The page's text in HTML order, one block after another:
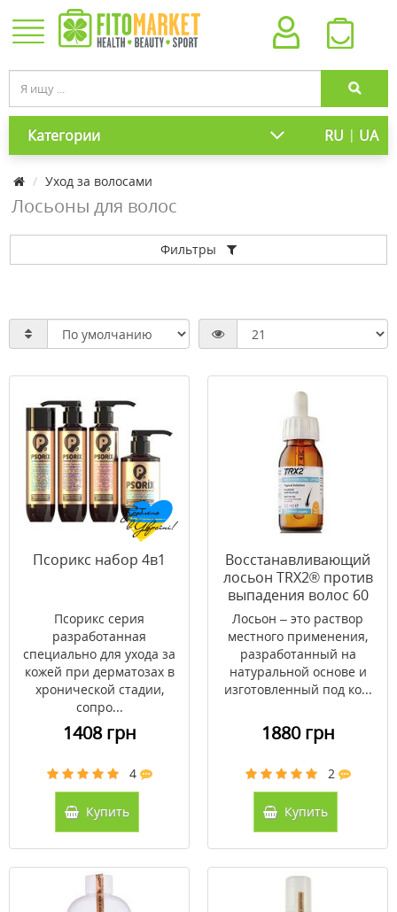
Категории RU | UA
Уход за волосами
Лосьоны для волос
Фильтры
Псорикс набор 4в1
Псорикс серия
разработанная
специально для ухода за
кожей при дерматозах в
хронической стадии,
сопро...
1408 грн
4
Купить
Восстанавливающий
лосьон TRX2® против
выпадения волос 60
мл
Лосьон – это раствор
местного применения,
разработанный на
натуральной основе и
изготовленный под ко...
1880 грн
2
Купить